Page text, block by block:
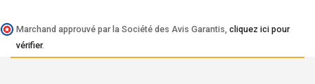
Marchand approuvé par la Société des Avis Garantis, cliquez ici pour
vérifier.